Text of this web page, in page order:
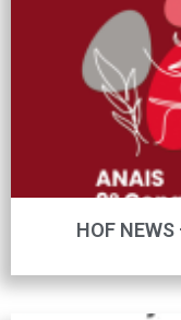
HOF